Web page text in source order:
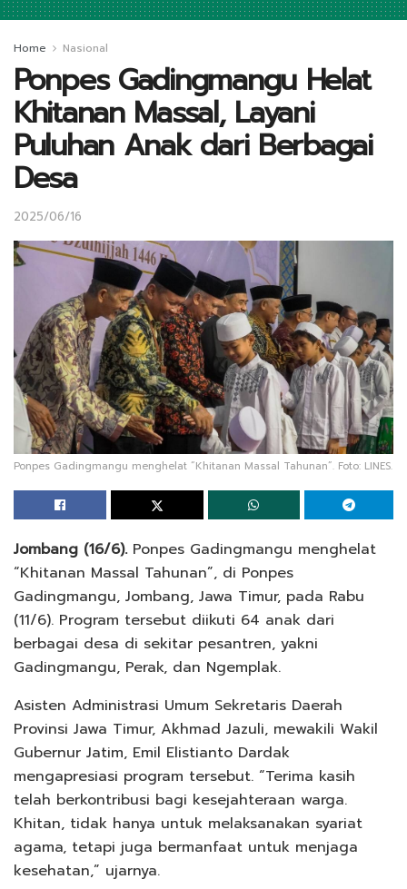
Home Nasional
Ponpes Gadingmangu Helat
Khitanan Massal, Layani
Puluhan Anak dari Berbagai
Desa
2025/06/16
Ponpes Gadingmangu menghelat “Khitanan Massal Tahunan”. Foto: LINES.
Jombang (16/6).Ponpes Gadingmangu menghelat
“Khitanan Massal Tahunan”, di Ponpes
Gadingmangu, Jombang, Jawa Timur, pada Rabu
(11/6). Program tersebut diikuti 64 anak dari
berbagai desa di sekitar pesantren, yakni
Gadingmangu, Perak, dan Ngemplak.
Asisten Administrasi Umum Sekretaris Daerah
Provinsi Jawa Timur, Akhmad Jazuli, mewakili Wakil
Gubernur Jatim, Emil Elistianto Dardak
mengapresiasi program tersebut. “Terima kasih
telah berkontribusi bagi kesejahteraan warga.
Khitan, tidak hanya untuk melaksanakan syariat
agama, tetapi juga bermanfaat untuk menjaga
kesehatan,” ujarnya.